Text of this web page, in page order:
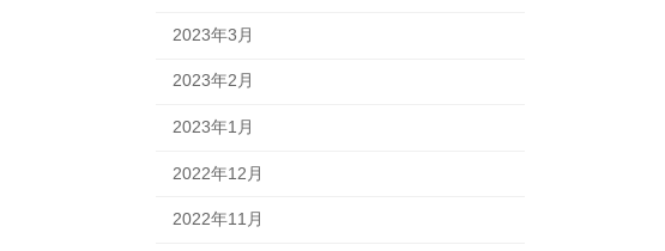
2023年3月
2023年2月
2023年1月
2022年12月
2022年11月